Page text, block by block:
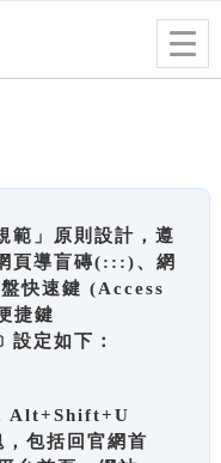
範」原則設計，遵
頁導盲磚(:::)、網
快速鍵 (Access
捷鍵
設定如下：
Alt+Shift+U
包括回官網首